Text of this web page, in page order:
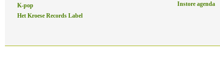
K-pop
Het Kroese Records Label
Instore agenda